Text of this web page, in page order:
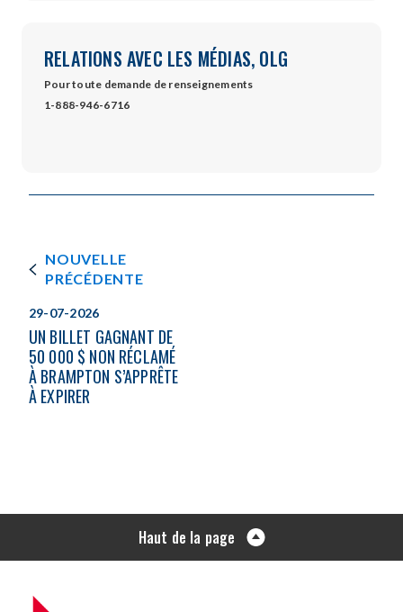
RELATIONS AVEC LES MÉDIAS, OLG
Pour toute demande de renseignements
1-888-946-6716
NOUVELLE
PRÉCÉDENTE
29-07-2026
UN BILLET GAGNANT DE
50 000 $ NON RÉCLAMÉ
À BRAMPTON S’APPRÊTE
À EXPIRER
Haut de la page